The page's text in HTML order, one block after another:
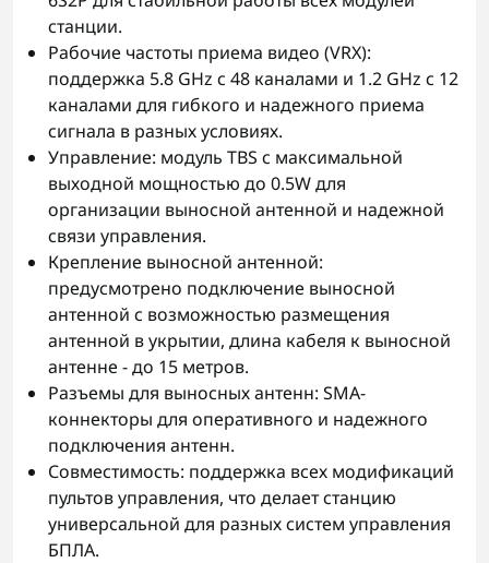
станции.
Рабочие частоты приема видео (VRX):
поддержка 5.8 GHz с 48 каналами и 1.2 GHz с 12
каналами для гибкого и надежного приема
сигнала в разных условиях.
Управление: модуль TBS с максимальной
выходной мощностью до 0.5W для
организации выносной антенной и надежной
связи управления.
Крепление выносной антенной:
предусмотрено подключение выносной
антенной с возможностью размещения
антенной в укрытии, длина кабеля к выносной
антенне - до 15 метров.
Разъемы для выносных антенн: SMA-
коннекторы для оперативного и надежного
подключения антенн.
Совместимость: поддержка всех модификаций
пультов управления, что делает станцию
универсальной для разных систем управления
БПЛА.